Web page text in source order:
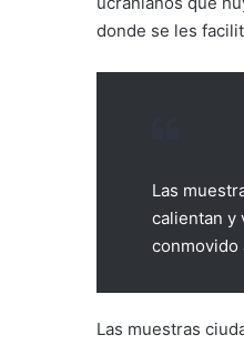
donde se les
Las
calientan y
conmovido
Las muestras